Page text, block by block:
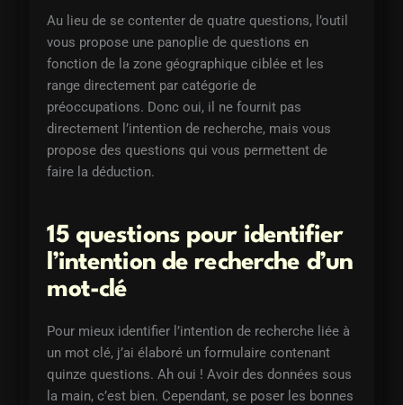
Au lieu de se contenter de quatre questions, l’outil
vous propose une panoplie de questions en
fonction de la zone géographique ciblée et les
range directement par catégorie de
préoccupations. Donc oui, il ne fournit pas
directement l’intention de recherche, mais vous
propose des questions qui vous permettent de
faire la déduction.
15 questions pour identifier
l’intention de recherche d’un
mot-clé
Pour mieux identifier l’intention de recherche liée à
un mot clé, j’ai élaboré un formulaire contenant
quinze questions. Ah oui ! Avoir des données sous
la main, c’est bien. Cependant, se poser les bonnes